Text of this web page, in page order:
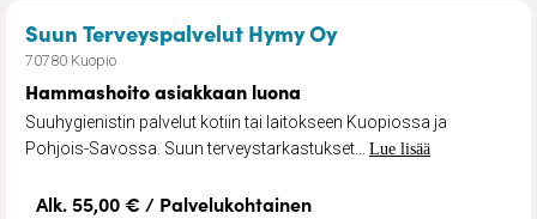
Suun Terveyspalvelut Hymy Oy– Hammashoito
70780 Kuopio
Hammashoito asiakkaan luona
Suuhygienistin palvelut kotiin tai laitokseen Kuopiossa ja
Pohjois-Savossa. Suun terveystarkastukset... Lue lisää
Alk. 55,00 € / Palvelukohtainen